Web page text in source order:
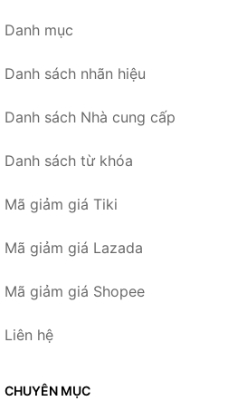
Danh mục
Danh sách nhãn hiệu
Danh sách Nhà cung cấp
Danh sách từ khóa
Mã giảm giá Tiki
Mã giảm giá Lazada
Mã giảm giá Shopee
Liên hệ
CHUYÊN MỤC